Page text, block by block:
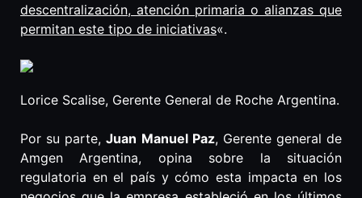
descentralización, atención primaria o alianzas que
permitan este tipo de iniciativas«.
Lorice Scalise, Gerente General de Roche Argentina.
Por su parte,Juan Manuel Paz, Gerente general de
Amgen Argentina, opina sobre la situación
regulatoria en el país y cómo esta impacta en los